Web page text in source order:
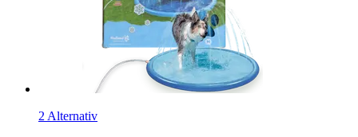
2 Alternativ